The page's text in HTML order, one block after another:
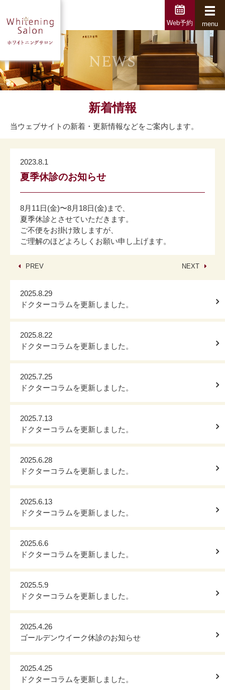
Web予約 menu
新着情報
当ウェブサイトの新着・更新情報などをご案内します。
2023.8.1
夏季休診のお知らせ
8月11日(金)〜8月18日(金)まで、
夏季休診とさせていただきます。
ご不便をお掛け致しますが、
ご理解のほどよろしくお願い申し上げます。
PREV NEXT
2025.8.29
ドクターコラムを更新しました。
2025.8.22
ドクターコラムを更新しました。
2025.7.25
ドクターコラムを更新しました。
2025.7.13
ドクターコラムを更新しました。
2025.6.28
ドクターコラムを更新しました。
2025.6.13
ドクターコラムを更新しました。
2025.6.6
ドクターコラムを更新しました。
2025.5.9
ドクターコラムを更新しました。
2025.4.26
ゴールデンウイーク休診のお知らせ
2025.4.25
ドクターコラムを更新しました。